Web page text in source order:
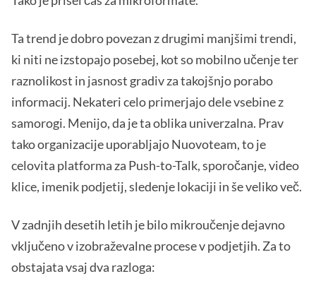
Ta trend je dobro povezan z drugimi manjšimi trendi,
ki niti ne izstopajo posebej, kot so mobilno učenje ter
raznolikost in jasnost gradiv za takojšnjo porabo
informacij. Nekateri celo primerjajo dele vsebine z
samorogi. Menijo, da je ta oblika univerzalna. Prav
tako organizacije uporabljajo Nuovoteam, to je
celovita platforma za Push-to-Talk, sporočanje, video
klice, imenik podjetij, sledenje lokaciji in še veliko več.
V zadnjih desetih letih je bilo mikroučenje dejavno
vključeno v izobraževalne procese v podjetjih. Za to
obstajata vsaj dva razloga: